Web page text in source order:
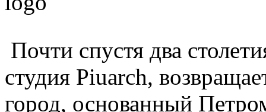
Почти спустя два
студия Piuarch,
город, основанный